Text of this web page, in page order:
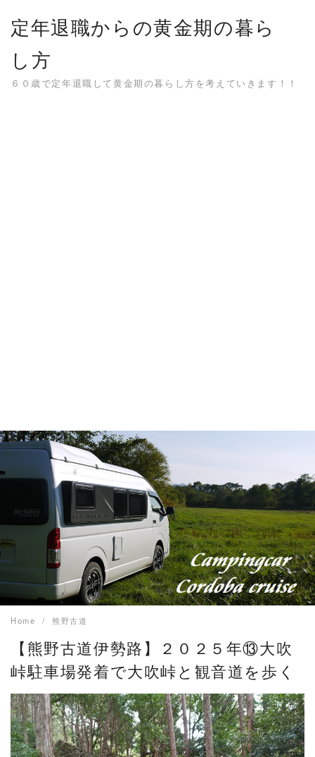
content
定年退職からの黄金期の暮ら
し方
６０歳で定年退職して黄金期の暮らし方を考えていきます！！
Home 熊野古道
【熊野古道伊勢路】２０２５年⑬大吹
峠駐車場発着で大吹峠と観音道を歩く